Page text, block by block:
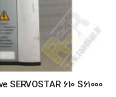
SERVOSTAR 610 S61000